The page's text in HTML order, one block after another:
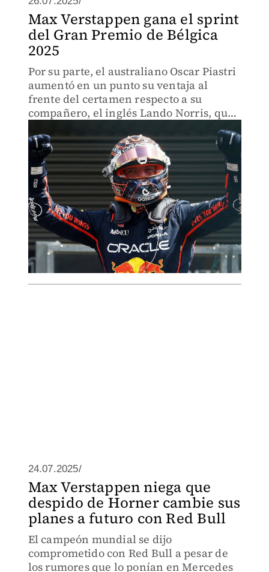
Max Verstappen gana el sprint
del Gran Premio de Bélgica
2025
Por su parte, el australiano Oscar Piastri
aumentó en un punto su ventaja al
frente del certamen respecto a su
compañero, el inglés Lando Norris, que
24.07.2025/
Max Verstappen niega que
despido de Horner cambie sus
planes a futuro con Red Bull
El campeón mundial se dijo
comprometido con Red Bull a pesar de
los rumores que lo ponían en Mercedes